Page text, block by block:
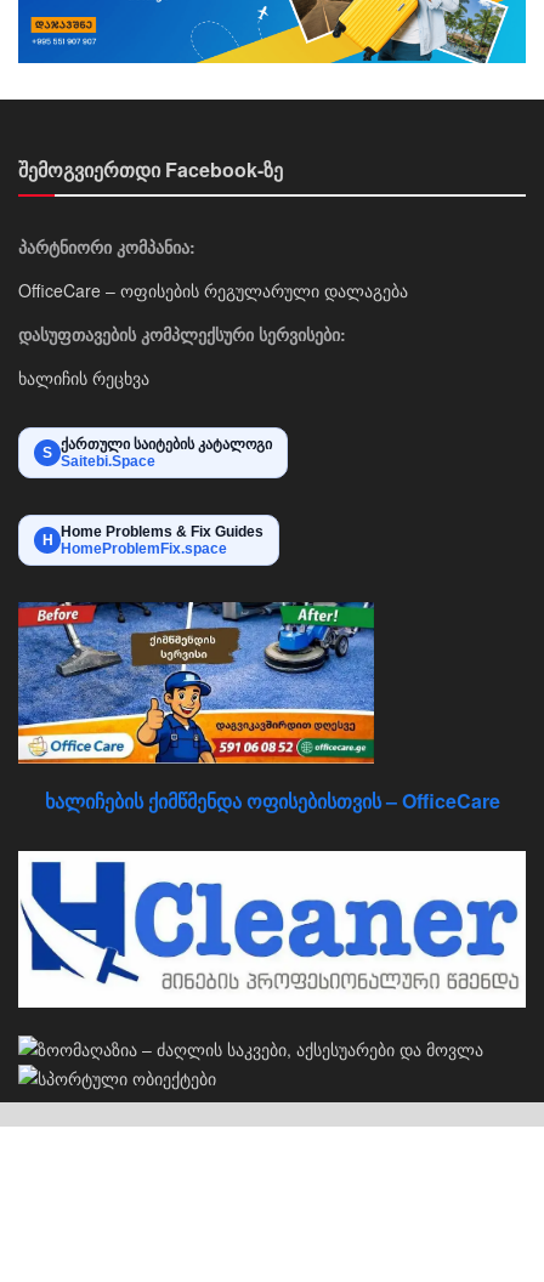
შემოგვიერთდი Facebook-ზე
პარტნიორი კომპანია:
OfficeCare – ოფისების რეგულარული დალაგება
დასუფთავების კომპლექსური სერვისები:
ხალიჩის რეცხვა
S ქართული საიტების კატალოგი
Saitebi.Space
H Home Problems & Fix Guides
HomeProblemFix.space
ხალიჩების ქიმწმენდა ოფისებისთვის – OfficeCare